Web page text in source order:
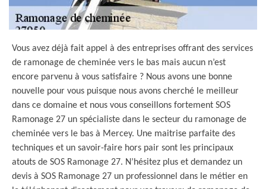
Vous avez déjà fait appel à des entreprises offrant des services
de ramonage de cheminée vers le bas mais aucun n’est
encore parvenu à vous satisfaire ? Nous avons une bonne
nouvelle pour vous puisque nous avons cherché le meilleur
dans ce domaine et nous vous conseillons fortement SOS
Ramonage 27 un spécialiste dans le secteur du ramonage de
cheminée vers le bas à Mercey. Une maitrise parfaite des
techniques et un savoir-faire hors pair sont les principaux
atouts de SOS Ramonage 27. N’hésitez plus et demandez un
devis à SOS Ramonage 27 un professionnel dans le métier en